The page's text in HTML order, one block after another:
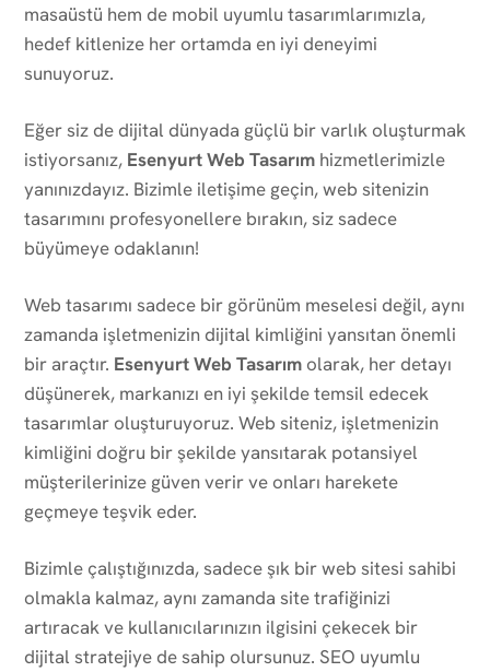
masaüstü hem de mobil uyumlu tasarımlarımızla,
hedef kitlenize her ortamda en iyi deneyimi
sunuyoruz.
Eğer siz de dijital dünyada güçlü bir varlık oluşturmak
istiyorsanız, Esenyurt Web Tasarım hizmetlerimizle
yanınızdayız. Bizimle iletişime geçin, web sitenizin
tasarımını profesyonellere bırakın, siz sadece
büyümeye odaklanın!
Web tasarımı sadece bir görünüm meselesi değil, aynı
zamanda işletmenizin dijital kimliğini yansıtan önemli
bir araçtır. Esenyurt Web Tasarım olarak, her detayı
düşünerek, markanızı en iyi şekilde temsil edecek
tasarımlar oluşturuyoruz. Web siteniz, işletmenizin
kimliğini doğru bir şekilde yansıtarak potansiyel
müşterilerinize güven verir ve onları harekete
geçmeye teşvik eder.
Bizimle çalıştığınızda, sadece şık bir web sitesi sahibi
olmakla kalmaz, aynı zamanda site trafiğinizi
artıracak ve kullanıcılarınızın ilgisini çekecek bir
dijital stratejiye de sahip olursunuz. SEO uyumlu